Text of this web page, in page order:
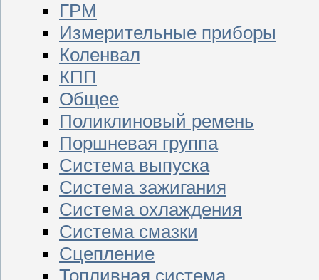
ГРМ
Измерительные приборы
Коленвал
КПП
Общее
Поликлиновый ремень
Поршневая группа
Система выпуска
Система зажигания
Система охлаждения
Система смазки
Сцепление
Топливная система